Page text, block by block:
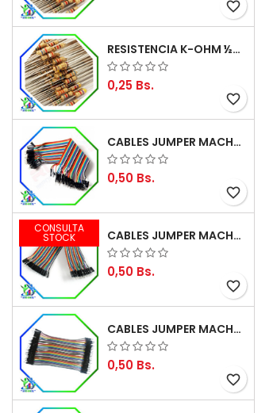
favorite_border
RESISTENCIA K-OHM ½W 5%
0,25 Bs.
favorite_border
CABLES JUMPER MACHO-MACHO 20CM (ALTA CALIDAD)
0,50 Bs.
favorite_border
CONSULTA
STOCK CABLES JUMPER MACHO-HEMBRA 20CM (ALTA CALIDAD)
0,50 Bs.
favorite_border
CABLES JUMPER MACHO-MACHO 10CM (ALTA CALIDAD)
0,50 Bs.
favorite_border